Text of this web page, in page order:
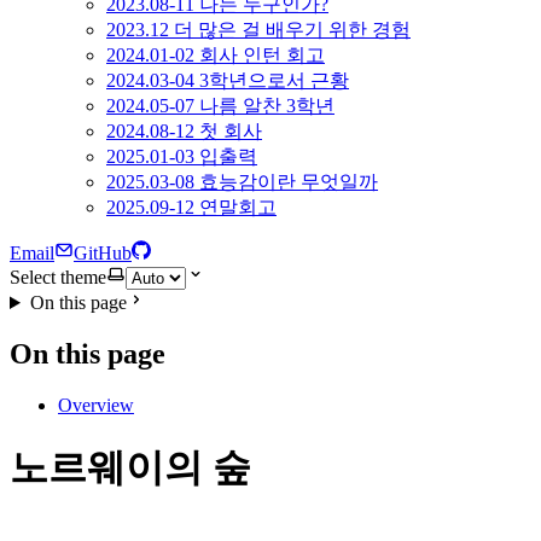
2023.08-11 나는 누구인가?
2023.12 더 많은 걸 배우기 위한 경험
2024.01-02 회사 인턴 회고
2024.03-04 3학년으로서 근황
2024.05-07 나름 알찬 3학년
2024.08-12 첫 회사
2025.01-03 입출력
2025.03-08 효능감이란 무엇일까
2025.09-12 연말회고
Email
GitHub
Select theme
On this page
On this page
Overview
노르웨이의 숲